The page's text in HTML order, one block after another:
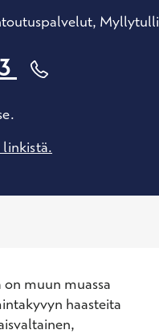
Myllytulli
linkistä.
muun muassa
haasteita